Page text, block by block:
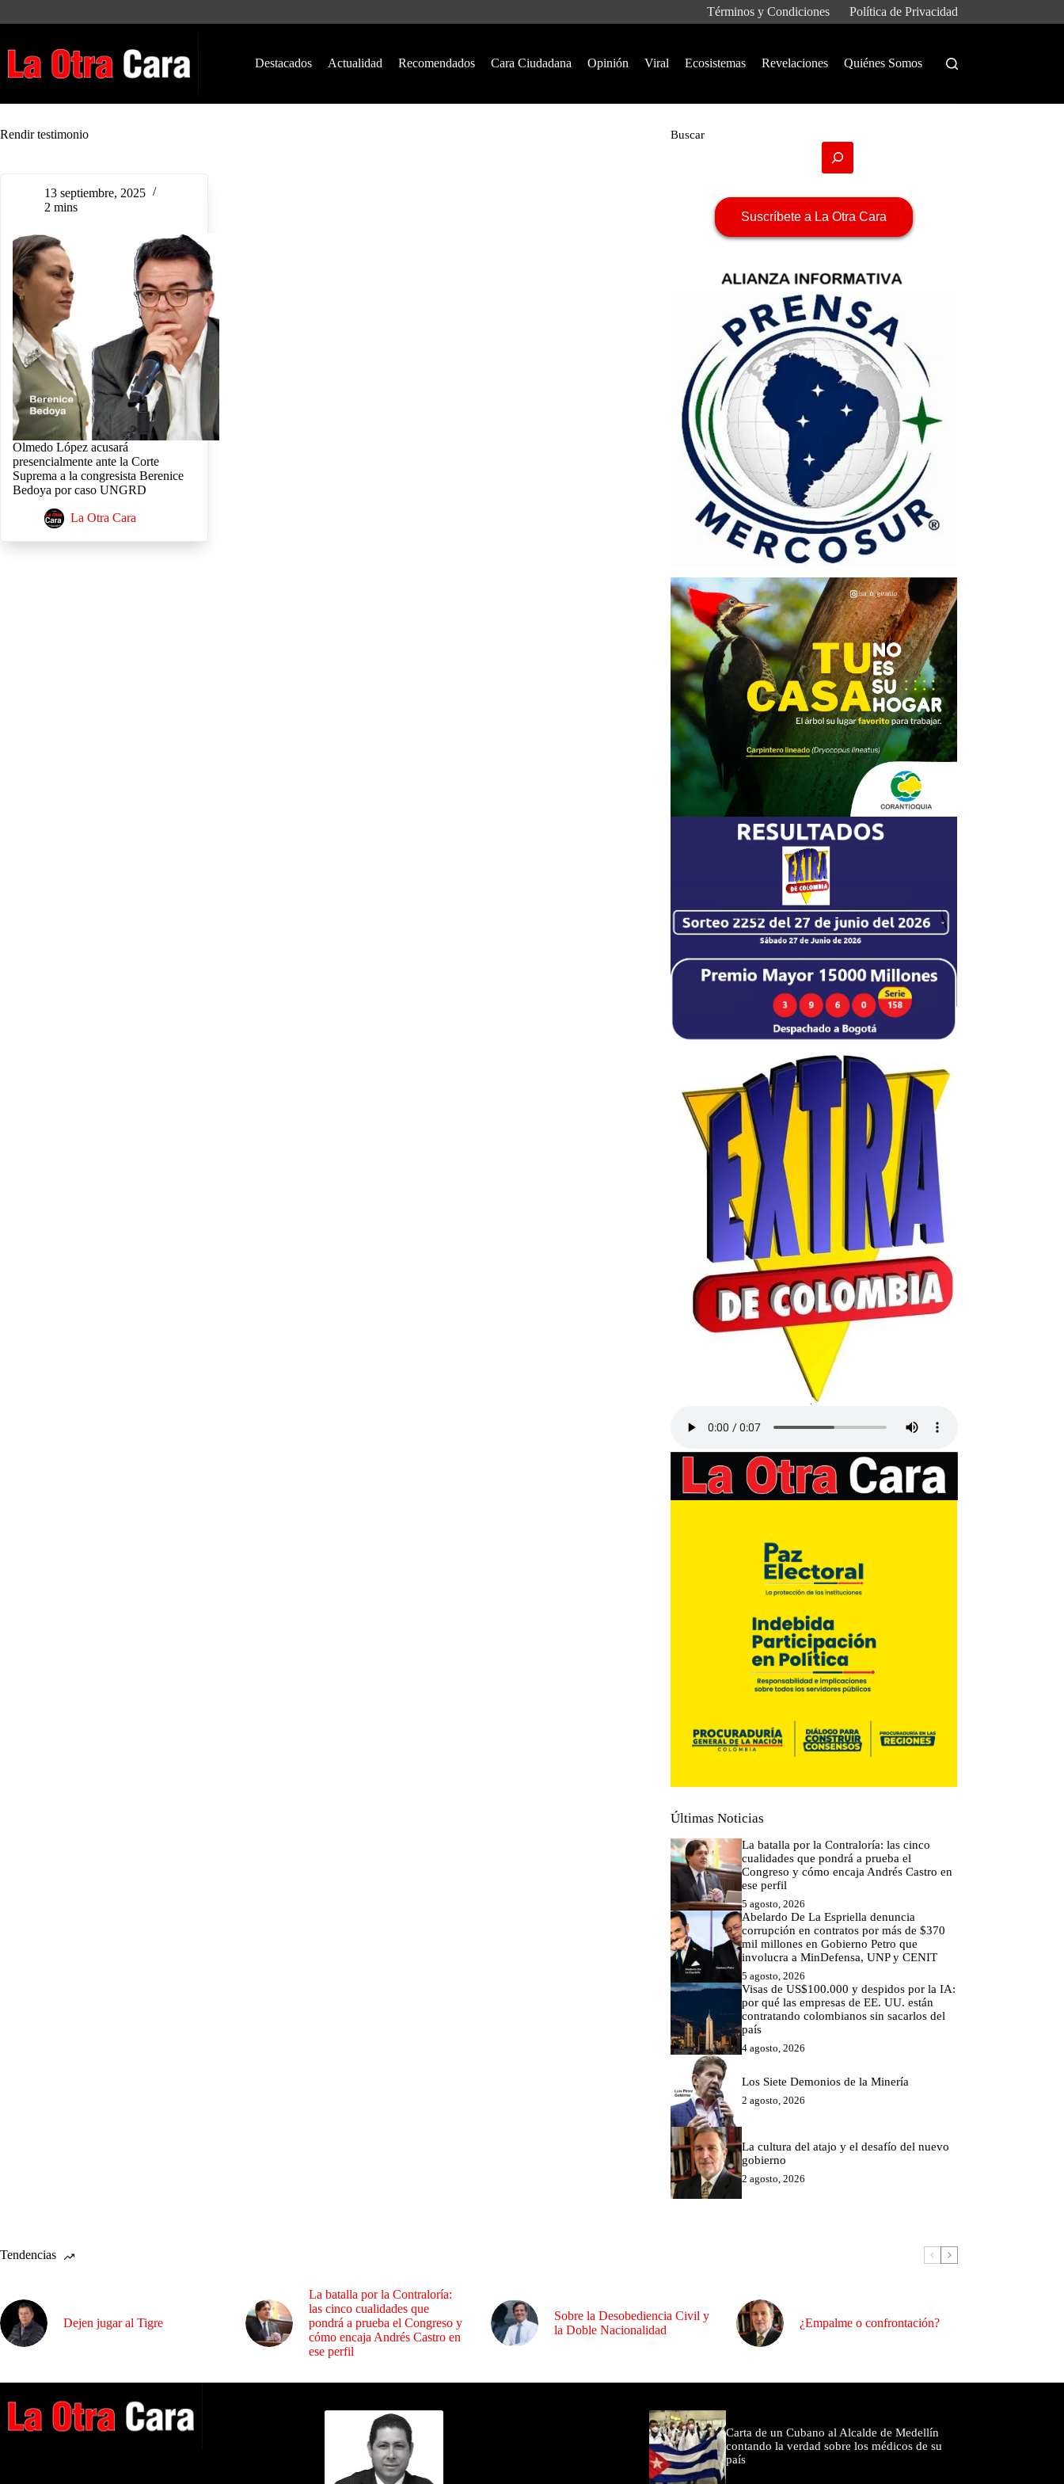
Términos y Condiciones Política de Privacidad
Destacados Actualidad Recomendados Cara Ciudadana Opinión Viral Ecosistemas Revelaciones Quiénes Somos
Rendir testimonio
13 septiembre, 2025
2 mins
Olmedo López acusará
presencialmente ante la Corte
Suprema a la congresista Berenice
Bedoya por caso UNGRD
La Otra Cara
Buscar
Suscríbete a La Otra Cara
Últimas Noticias
La batalla por la Contraloría: las cinco
cualidades que pondrá a prueba el
Congreso y cómo encaja Andrés Castro en
ese perfil
5 agosto, 2026
Abelardo De La Espriella denuncia
corrupción en contratos por más de $370
mil millones en Gobierno Petro que
involucra a MinDefensa, UNP y CENIT
5 agosto, 2026
Visas de US$100.000 y despidos por la IA:
por qué las empresas de EE. UU. están
contratando colombianos sin sacarlos del
país
4 agosto, 2026
Los Siete Demonios de la Minería
2 agosto, 2026
La cultura del atajo y el desafío del nuevo
gobierno
2 agosto, 2026
Tendencias
Dejen jugar al Tigre
La batalla por la Contraloría:
las cinco cualidades que
pondrá a prueba el Congreso y
cómo encaja Andrés Castro en
ese perfil
Sobre la Desobediencia Civil y
la Doble Nacionalidad
¿Empalme o confrontación?
Carta de un Cubano al Alcalde de Medellín
contando la verdad sobre los médicos de su
país